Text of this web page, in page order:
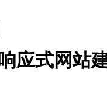
应式网站